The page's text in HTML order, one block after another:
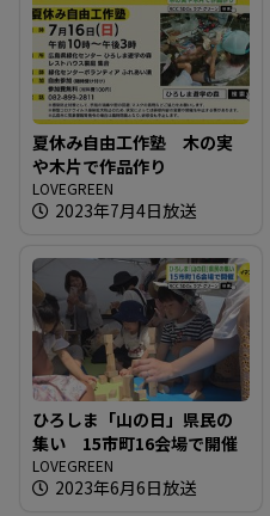
夏休み自由工作塾 木の実
や木片で作品作り
LOVEGREEN
2023年7月4日放送
ひろしま「山の日」県民の
集い 15市町16会場で開催
LOVEGREEN
2023年6月6日放送